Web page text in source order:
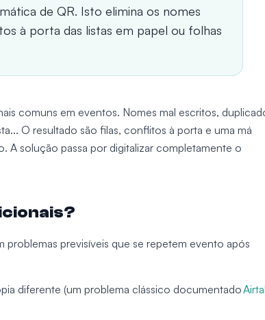
de QR. Isto elimina os nomes
à porta das listas em papel ou folhas
comuns em eventos. Nomes mal escritos,
O resultado são filas, conflitos à porta e uma má
A solução passa por digitalizar completamente o
problemas previsíveis que se repetem evento após
diferente (um problema clássico documentado